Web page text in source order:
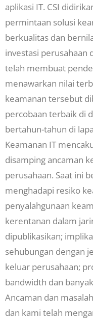
aplikasi IT. CSI
permintaan solusi
berkualitas dan
investasi perusahaan
telah membuat
menawarkan nilai
keamanan tersebut
percobaan terbaik di
bertahun-tahun di
Keamanan IT
disamping ancaman
perusahaan. Saat ini
menghadapi resiko
penyalahgunaan
kerentanan dalam
dipublikasikan;
sehubungan dengan
keluar perusahaan;
bandwidth dan
Ancaman dan
dan kami telah